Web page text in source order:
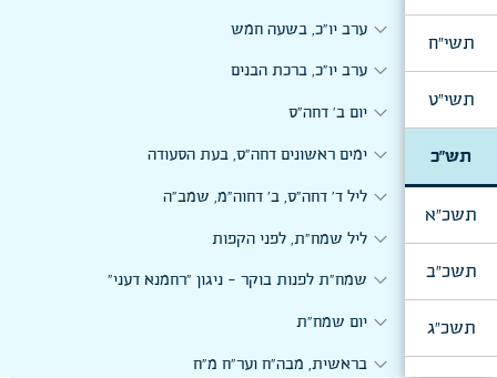
תשי"ח
תשי"ט
תש"כ
תשכ"א
תשכ"ב
תשכ"ג
expand_moreערב יו"כ, בשעה חמש
expand_moreערב יו"כ, ברכת הבנים
expand_moreיום ב' דחה"ס
expand_moreימים ראשונים דחה"ס, בעת הסעודה
expand_moreליל ד' דחה"ס, ב' דחוה"מ, שמב"ה
expand_moreליל שמח"ת, לפני הקפות
expand_more שמח"ת לפנות בוקר - ניגון "רחמנא דעני"
expand_moreיום שמח"ת
expand_moreבראשית, מבה"ח וער"ח מ"ח